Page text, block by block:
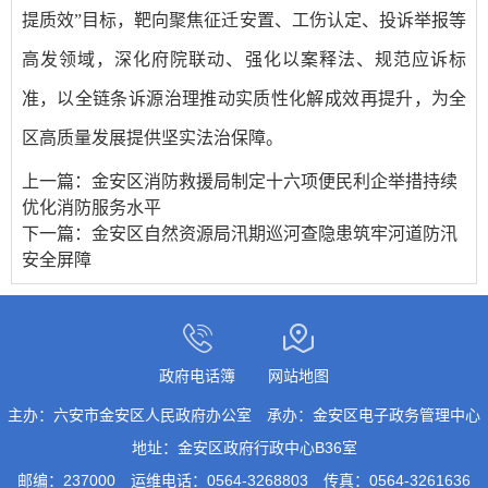
提质效”目标，靶向聚焦征迁安置、工伤认定、投诉举报等
高发领域，深化府院联动、强化以案释法、规范应诉标
准，以全链条诉源治理推动实质性化解成效再提升，为全
区高质量发展提供坚实法治保障。
上一篇： 金安区消防救援局制定十六项便民利企举措持续
优化消防服务水平
下一篇： 金安区自然资源局汛期巡河查隐患筑牢河道防汛
安全屏障
政府电话簿 网站地图
主办：六安市金安区人民政府办公室
承办：金安区电子政务管理中心
地址：金安区政府行政中心B36室
邮编：237000
运维电话：0564-3268803 传真：0564-3261636